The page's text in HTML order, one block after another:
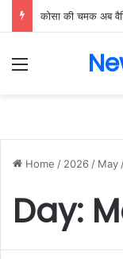
Menu
Home / 2026 / May
Day: